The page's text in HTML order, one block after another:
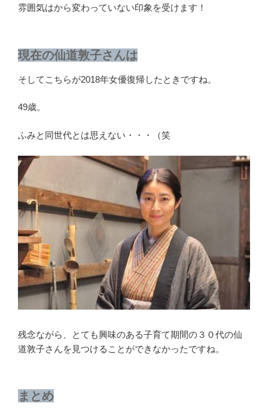
雰囲気はから変わっていない印象を受けます！
現在の仙道敦子さんは
そしてこちらが2018年女優復帰したときですね。
49歳。
ふみと同世代とは思えない・・・（笑
残念ながら、とても興味のある子育て期間の３０代の仙
道敦子さんを見つけることができなかったですね。
まとめ